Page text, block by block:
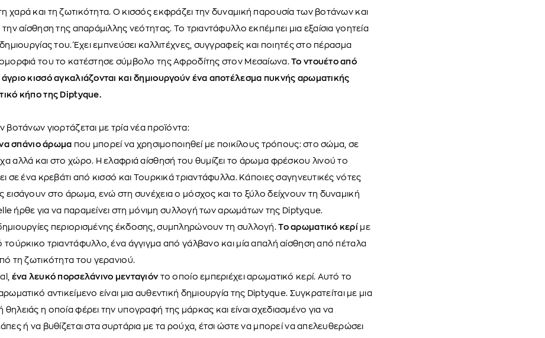
χαρά και τη ζωτικότητα. Ο κισσός εκφράζει την δυναμική παρουσία των βοτάνων και
αίσθηση της απαράμιλλης νεότητας. Το τριαντάφυλλο εκπέμπει μια εξαίσια γοητεία
του. Έχει εμπνεύσει καλλιτέχνες, συγγραφείς και ποιητές στο πέρασμα
του το κατέστησε σύμβολο της Αφροδίτης στον Μεσαίωνα.Το ντουέτο από
κισσό αγκαλιάζονται και δημιουργούν ένα αποτέλεσμα πυκνής αρωματικής
κήπο της Diptyque.
βοτάνων γιορτάζεται με τρία νέα προϊόντα:
σπάνιο άρωμα που μπορεί να χρησιμοποιηθεί με ποικίλους τρόπους: στο σώμα, σε
αλλά και στο χώρο. Η ελαφριά αίσθησή του θυμίζει το άρωμα φρέσκου λινού το
σε ένα κρεβάτι από κισσό και Τουρκικά τριαντάφυλλα. Κάποιες σαγηνευτικές νότες
εισάγουν στο άρωμα, ενώ στη συνέχεια ο μόσχος και το ξύλο δείχνουν τη δυναμική
ήρθε για να παραμείνει στη μόνιμη συλλογή των αρωμάτων της Diptyque.
περιορισμένης έκδοσης, συμπληρώνουν τη συλλογή.Το αρωματικό κερί με
τούρκικο τριαντάφυλλο, ένα άγγιγμα από γάλβανο και μία απαλή αίσθηση από πέταλα
τη ζωτικότητα του γερανιού.
ένα λευκό πορσελάνινο μενταγιόν το οποίο εμπεριέχει αρωματικό κερί. Αυτό το
αντικείμενο είναι μια αυθεντική δημιουργία της Diptyque. Συγκρατείται με μια
η οποία φέρει την υπογραφή της μάρκας και είναι σχεδιασμένο για να
ή να βυθίζεται στα συρτάρια με τα ρούχα, έτσι ώστε να μπορεί να απελευθερώσει